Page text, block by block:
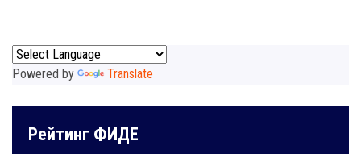
Powered by Translate
Рейтинг ФИДЕ